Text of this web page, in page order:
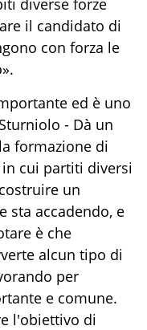
il candidato di
con forza le
ed è uno
- Dà un
formazione di
cui partiti diversi
un
sta accadendo, e
è che
alcun tipo di
per
e comune.
l'obiettivo di